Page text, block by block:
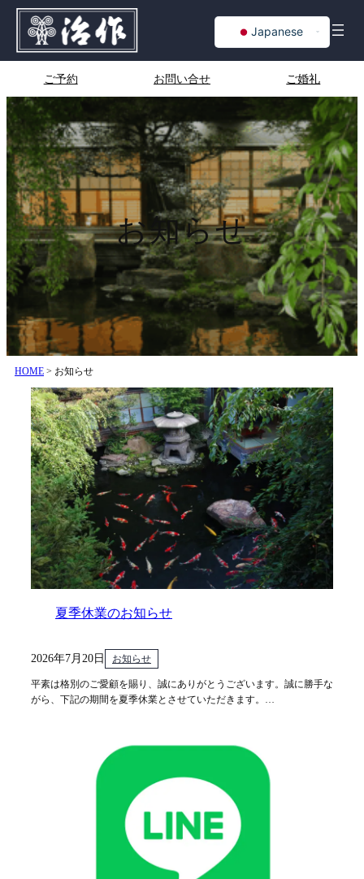
を
ッ
プ
Japanese
Korean
ご予約 お問い合せ ご婚礼
お知らせ
HOME > お知らせ
夏季休業のお知らせ
2026年7月20日 お知らせ
平素は格別のご愛顧を賜り、誠にありがとうございます。誠に勝手な
がら、下記の期間を夏季休業とさせていただきます。…